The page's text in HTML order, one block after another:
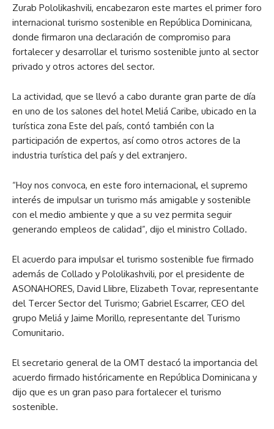
Zurab Pololikashvili, encabezaron este martes el primer foro
internacional turismo sostenible en República Dominicana,
donde firmaron una declaración de compromiso para
fortalecer y desarrollar el turismo sostenible junto al sector
privado y otros actores del sector.
La actividad, que se llevó a cabo durante gran parte de día
en uno de los salones del hotel Meliá Caribe, ubicado en la
turística zona Este del país, contó también con la
participación de expertos, así como otros actores de la
industria turística del país y del extranjero.
“Hoy nos convoca, en este foro internacional, el supremo
interés de impulsar un turismo más amigable y sostenible
con el medio ambiente y que a su vez permita seguir
generando empleos de calidad”, dijo el ministro Collado.
El acuerdo para impulsar el turismo sostenible fue firmado
además de Collado y Pololikashvili, por el presidente de
ASONAHORES, David LIibre, Elizabeth Tovar, representante
del Tercer Sector del Turismo; Gabriel Escarrer, CEO del
grupo Meliá y Jaime Morillo, representante del Turismo
Comunitario.
El secretario general de la OMT destacó la importancia del
acuerdo firmado históricamente en República Dominicana y
dijo que es un gran paso para fortalecer el turismo
sostenible.